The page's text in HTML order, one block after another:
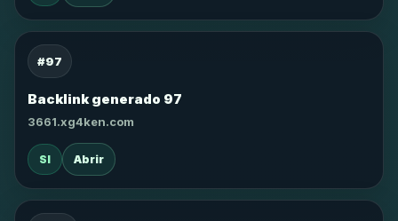
#97
Backlink generado 97
3661.xg4ken.com
SI Abrir